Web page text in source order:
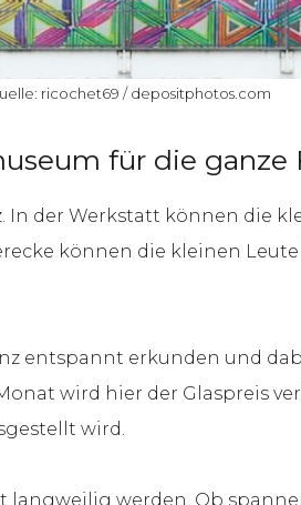
ricochet69 / depositphotos.com
für die ganze
In der Werkstatt können die
können die kleinen
entspannt erkunden und
wird hier der Glaspreis
wird.
werden. Ob